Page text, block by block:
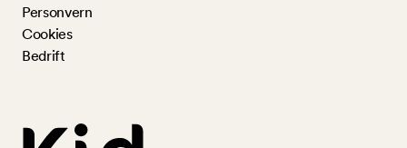
Personvern
Cookies
Bedrift